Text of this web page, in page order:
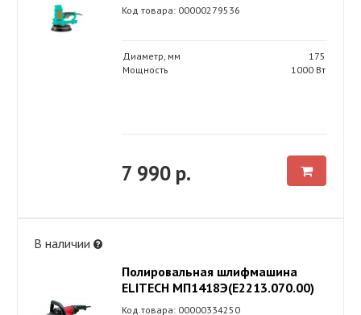
Код товара: 00000279536
Диаметр, мм
175
Мощность
1000 Вт
7 990 р.
В наличии
Полировальная шлифмашина
ELITECH МП1418Э(E2213.070.00)
Код товара: 00000334250